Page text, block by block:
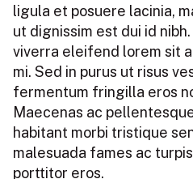
ligula et posuere lacinia,
ut dignissim est dui id
viverra eleifend lorem sit
mi. Sed in purus ut risus
fermentum fringilla eros
Maecenas ac
habitant morbi tristique
malesuada fames ac
porttitor eros.